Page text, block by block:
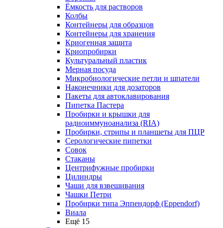
Ёмкость для растворов
Колбы
Контейнеры для образцов
Контейнеры для хранения
Криогенная защита
Криопробирки
Культуральный пластик
Мерная посуда
Микробиологические петли и шпатели
Наконечники для дозаторов
Пакеты для автоклавирования
Пипетка Пастера
Пробирки и крышки для
радиоиммуноанализа (RIA)
Пробирки, стрипы и планшеты для ПЦР
Серологические пипетки
Совок
Стаканы
Центрифужные пробирки
Цилиндры
Чаши для взвешивания
Чашки Петри
Пробирки типа Эппендорф (Eppendorf)
Виала
Ещё 15